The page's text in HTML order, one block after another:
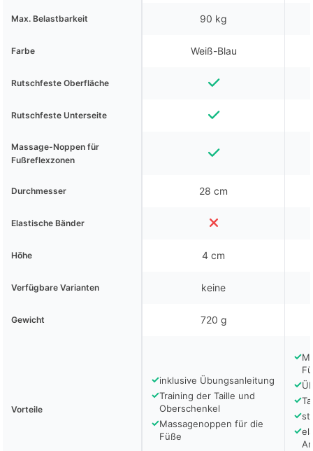
Max. Belastbarkeit 90 kg
Farbe Weiß-Blau
Rutschfeste Oberfläche
Rutschfeste Unterseite
Massage-Noppen für
Fußreflexzonen
Durchmesser 28 cm
Elastische Bänder
Höhe 4 cm
Verfügbare Varianten keine
Gewicht 720 g
Vorteile
✓inklusive Übungsanleitung
✓Training der Taille und
Oberschenkel
✓Massagenoppen für die
Füße
✓
✓
✓
✓
✓